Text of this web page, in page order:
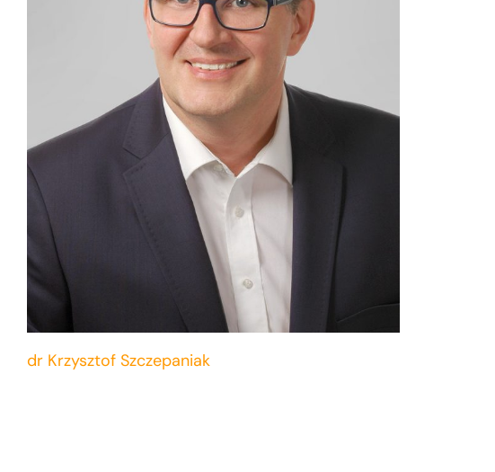
dr Krzysztof Szczepaniak